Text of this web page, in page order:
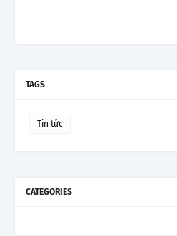
TAGS
Tin tức
CATEGORIES